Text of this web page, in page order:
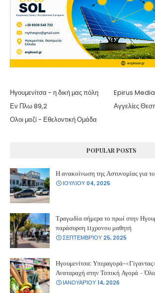
Ηγουμενίτσα - η δική μας πόλη
Epirus
Εν Πλω 89,2
Αγγελίες
Ολοι μαζί - Εθελοντική Ομάδα
POPULAR POSTS
Η ανακοίνωση της Αστυνομίας για
ΙΟΥΛΊΟΥ 04, 2025
Τραγωδία σήμερα το πρωί στην
παράσυρση 11χρονου μαθητή
ΣΕΠΤΕΜΒΡΊΟΥ 25, 2025
Ηγουμενίτσα: Υπεραγορά-
Αναταραχή στην Τοπική Αγορά –
ΙΑΝΟΥΑΡΊΟΥ 14, 2026